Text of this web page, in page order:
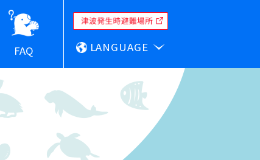
FAQ LANGUAGE